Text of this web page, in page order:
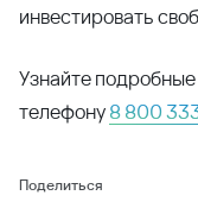
инвестировать
Узнайте
телефону8 800
Поделиться